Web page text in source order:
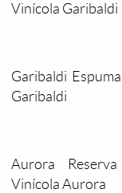
Vinícola Garibaldi
Garibaldi
Garibaldi
Aurora
Vinícola Aurora